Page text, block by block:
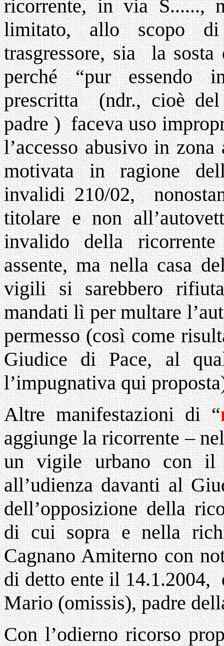
ricorrente, in via S......,
limitato, allo scopo di
trasgressore, sia la sosta
perché “pur essendo
prescritta (ndr., cioè
padre ) faceva uso
l’accesso abusivo in
motivata in ragione
invalidi 210/02,
titolare e non
invalido della
assente, ma nella casa
vigili si sarebbero
mandati lì per multare
permesso (così come
Giudice di Pace, al
l’impugnativa qui
Altre manifestazioni di “
aggiunge la ricorrente –
un vigile urbano con il
all’udienza davanti al
dell’opposizione della
di cui sopra e nella
Cagnano Amiterno con
di detto ente il
Mario (omissis), padre
Con l’odierno ricorso